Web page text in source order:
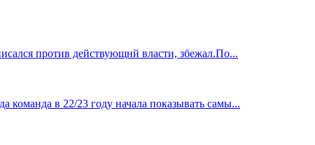
против действующнй власти, збежал.По...
в 22/23 году начала показывать самы...